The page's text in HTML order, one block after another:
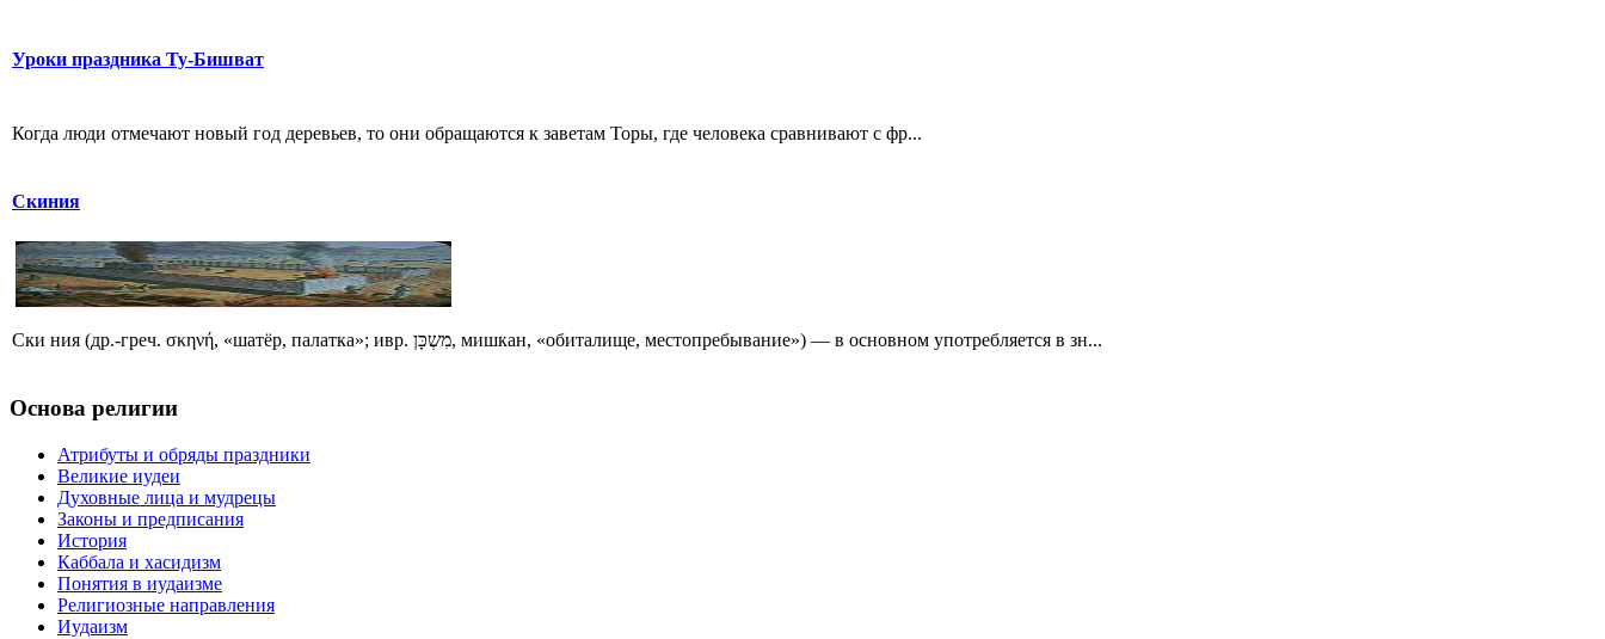
Уроки праздника Ту-Бишват
Когда люди отмечают новый год деревьев, то они обращаются к заветам Торы, где человека сравнивают с фр...
Скиния
Ски ния (др.-греч. σκηνή, «шатёр, палатка»; ивр. מִשְכָּן‎, мишкан, «обиталище, местопребывание») — в основном употребляется в зн...
Основа религии
Атрибуты и обряды праздники
Великие иудеи
Духовные лица и мудрецы
Законы и предписания
История
Каббала и хасидизм
Понятия в иудаизме
Религиозные направления
Иудаизм